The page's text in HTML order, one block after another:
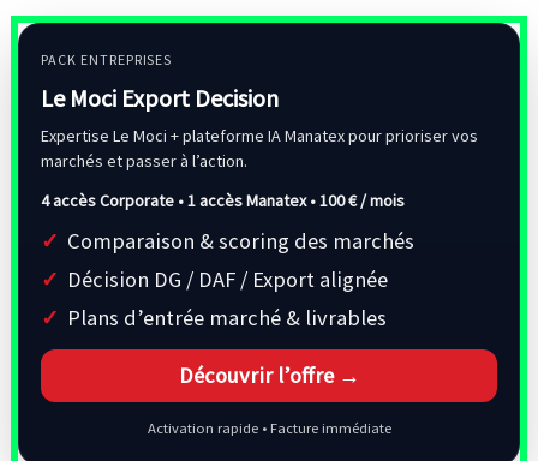
PACK ENTREPRISES
Le Moci Export Decision
Expertise Le Moci + plateforme IA Manatex pour prioriser vos
marchés et passer à l’action.
4 accès Corporate • 1 accès Manatex •100 € / mois
Comparaison & scoring des marchés
Décision DG / DAF / Export alignée
Plans d’entrée marché & livrables
Découvrir l’offre →
Activation rapide • Facture immédiate